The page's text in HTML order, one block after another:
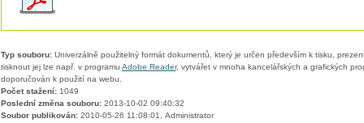
Typ souboru:Univerzálně použitelný formát dokumentů, který je určen především k tisku,
tisknout jej lze např. v programu Adobe Reader, vytvářet v mnoha kancelářských a grafických
doporučován k použití na webu.
Počet stažení:1049
Poslední změna souboru:2013-10-02 09:40:32
Soubor publikován:2010-05-26 11:08:01, Administrator